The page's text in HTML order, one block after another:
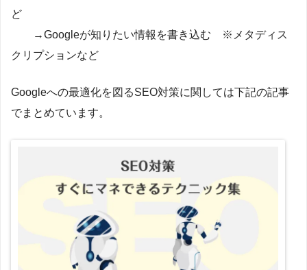
ど
→Googleが知りたい情報を書き込む ※メタディス
クリプションなど
Googleへの最適化を図るSEO対策に関しては下記の記事
でまとめています。